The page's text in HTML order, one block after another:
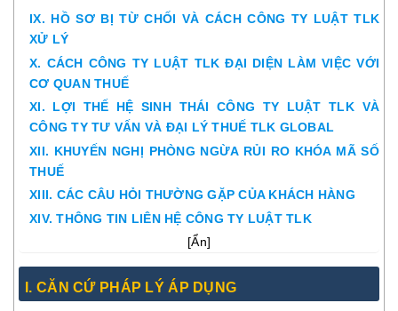
IX. HỒ SƠ BỊ TỪ CHỐI VÀ CÁCH CÔNG TY LUẬT TLK
XỬ LÝ
X. CÁCH CÔNG TY LUẬT TLK ĐẠI DIỆN LÀM VIỆC VỚI
CƠ QUAN THUẾ
XI. LỢI THẾ HỆ SINH THÁI CÔNG TY LUẬT TLK VÀ
CÔNG TY TƯ VẤN VÀ ĐẠI LÝ THUẾ TLK GLOBAL
XII. KHUYẾN NGHỊ PHÒNG NGỪA RỦI RO KHÓA MÃ SỐ
THUẾ
XIII. CÁC CÂU HỎI THƯỜNG GẶP CỦA KHÁCH HÀNG
XIV. THÔNG TIN LIÊN HỆ CÔNG TY LUẬT TLK
[Ẩn]
I. CĂN CỨ PHÁP LÝ ÁP DỤNG